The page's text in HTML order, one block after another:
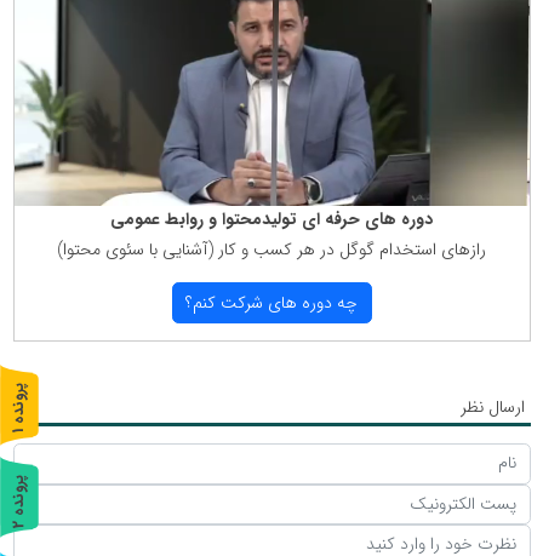
دوره های حرفه ای تولیدمحتوا و روابط عمومی
رازهای استخدام گوگل در هر كسب و كار (آشنایی با سئوی محتوا)
چه دوره های شركت كنم؟
ارسال نظر پ
ر
و
ن
د
ه
1
پ
ر
و
ن
د
ه
2